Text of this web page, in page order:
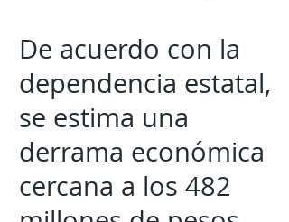
De acuerdo con la
dependencia estatal,
se estima una
derrama económica
cercana a los 482